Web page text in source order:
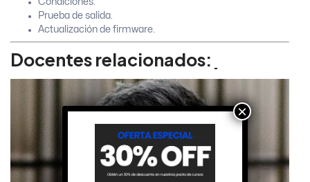
Condiciones.
Prueba de salida.
Actualización de firmware.
Docentes relacionados:
×